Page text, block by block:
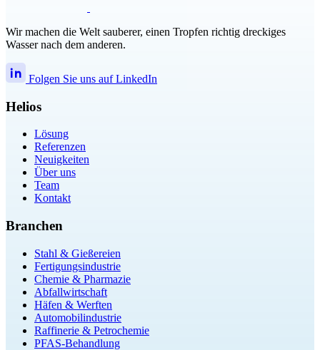
Wir machen die Welt sauberer, einen Tropfen richtig dreckiges
Wasser nach dem anderen.
Folgen Sie uns auf LinkedIn
Helios
Lösung
Referenzen
Neuigkeiten
Über uns
Team
Kontakt
Branchen
Stahl & Gießereien
Fertigungsindustrie
Chemie & Pharmazie
Abfallwirtschaft
Häfen & Werften
Automobilindustrie
Raffinerie & Petrochemie
PFAS-Behandlung